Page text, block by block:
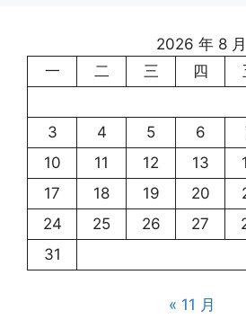
2026 年 8 月
一
二 三 四
3
4 5 6
10
11 12 13
17
18 19 20
24
25 26 27
31
« 11 月